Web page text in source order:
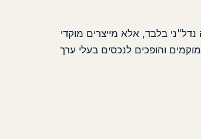
בלבד, אלא מייצרים מוקדי
והופכים לנכסים בעלי ערך